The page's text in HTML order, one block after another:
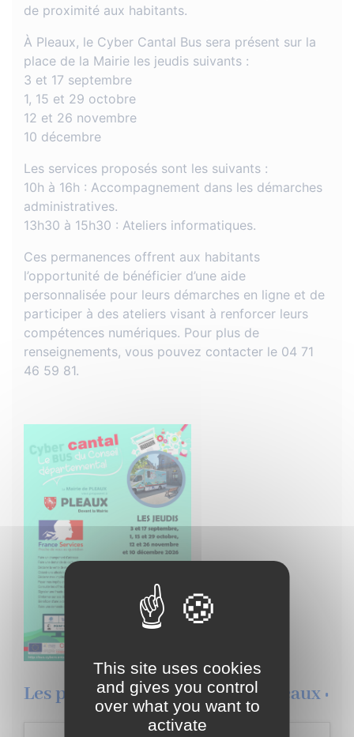
de proximité aux habitants.
À Pleaux, le Cyber Cantal Bus sera présent sur la
place de la Mairie les jeudis suivants :
3 et 17 septembre
1, 15 et 29 octobre
12 et 26 novembre
10 décembre
Les services proposés sont les suivants :
10h à 16h : Accompagnement dans les démarches
administratives.
13h30 à 15h30 : Ateliers informatiques.
Ces permanences offrent aux habitants
l’opportunité de bénéficier d’une aide
personnalisée pour leurs démarches en ligne et de
participer à des ateliers visant à renforcer leurs
compétences numériques. Pour plus de
renseignements, vous pouvez contacter le 04 71
46 59 81.
Les prochains évènement de Pleaux :
This site uses cookies
and gives you control
over what you want to
activate